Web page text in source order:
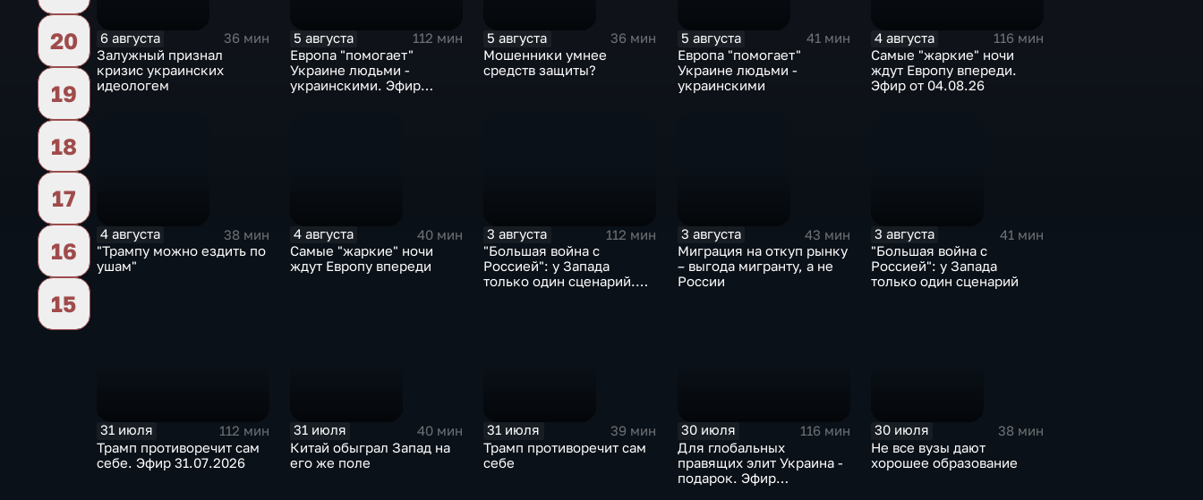
20
19
18
17
16
15
6 августа
36 мин
Залужный признал
кризис украинских
идеологем
5 августа
112 мин
Европа "помогает"
Украине людьми -
украинскими. Эфир
5 августа
36 мин
Мошенники умнее
средств защиты?
5 августа
41 мин
Европа "помогает"
Украине людьми -
украинскими
4 августа
116 мин
Самые "жаркие" ночи
ждут Европу впереди.
Эфир от 04.08.26
4 августа
38 мин
"Трампу можно ездить по
ушам"
4 августа
40 мин
Самые "жаркие" ночи
ждут Европу впереди
3 августа
112 мин
"Большая война с
Россией": у Запада
только один сценарий.
3 августа
43 мин
Миграция на откуп рынку
– выгода мигранту, а не
России
3 августа
41 мин
"Большая война с
Россией": у Запада
только один сценарий
31 июля
112 мин
Трамп противоречит сам
себе. Эфир 31.07.2026
31 июля
40 мин
Китай обыграл Запад на
его же поле
31 июля
39 мин
Трамп противоречит сам
себе
30 июля
116 мин
Для глобальных
правящих элит Украина -
подарок. Эфир
30 июля
38 мин
Не все вузы дают
хорошее образование